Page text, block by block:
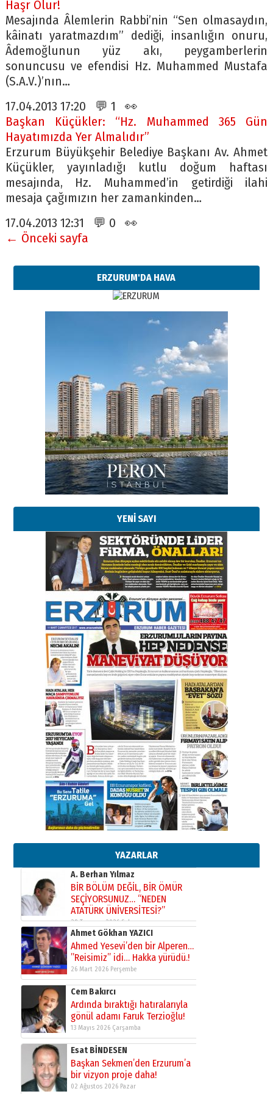
Haşr Olur!
Mesajında Âlemlerin Rabbi’nin “Sen olmasaydın,
kâinatı yaratmazdım” dediği, insanlığın onuru,
Âdemoğlunun yüz akı, peygamberlerin
sonuncusu ve efendisi Hz. Muhammed Mustafa
(S.A.V.)’nın…
17.04.2013 17:20 💬 1 👀
Başkan Küçükler: “Hz. Muhammed 365 Gün
Hayatımızda Yer Almalıdır”
Erzurum Büyükşehir Belediye Başkanı Av. Ahmet
Küçükler, yayınladığı kutlu doğum haftası
mesajında, Hz. Muhammed’in getirdiği ilahi
mesaja çağımızın her zamankinden…
17.04.2013 12:31 💬 0 👀
← Önceki sayfa
ERZURUM'DA HAVA
YENİ SAYI
YAZARLAR
Esat BİNDESEN
Başkan Sekmen’den Erzurum’a
bir vizyon proje daha!
02 Ağustos 2026 Pazar
Kadir SABUNCUOĞLU
Erzurumspor’un köşe taşları
29 Haziran 2026 Pazartesi
Kenan GÜLERCİ
Murat Şahsuvaroğlu ERKON’da
çıtayı yukarı taşırken,
yönetimdekiler aşağı
çekmemeli!
17 Şubat 2026 SalıOrhan BOZKURT
Bir fotoğraf, bir şehir, bir
A. Berhan Yılmaz
BİR BÖLÜM DEĞİL, BİR ÖMÜR
SEÇİYORSUNUZ… “NEDEN
ATATÜRK ÜNİVERSİTESİ?”
28 Temmuz 2026 Salı
Ahmet Gökhan YAZICI
Ahmed Yesevi’den bir Alperen…
”Reisimiz” idi… Hakka yürüdü.!
26 Mart 2026 Perşembe
Cem Bakırcı
Ardında bıraktığı hatıralarıyla
gönül adamı Faruk Terzioğlu!
13 Mayıs 2026 Çarşamba
Esat BİNDESEN
Başkan Sekmen’den Erzurum’a
bir vizyon proje daha!
02 Ağustos 2026 Pazar